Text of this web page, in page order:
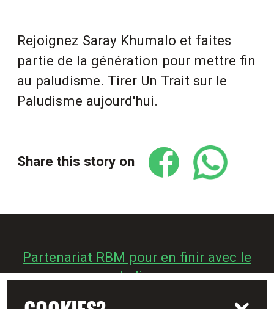
Rejoignez Saray Khumalo et faites
partie de la génération pour mettre fin
au paludisme. Tirer Un Trait sur le
Paludisme aujourd'hui.
Share this story on
Partenariat RBM pour en finir avec le
paludisme